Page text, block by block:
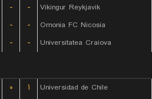
- -
Vikingur Reykjavik
- -
Omonia FC Nicosia
- - Universitatea Craiova
۰ ۱
Universidad de Chile